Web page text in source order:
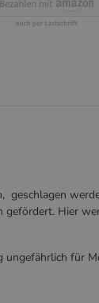
Hier
ungefährlich für